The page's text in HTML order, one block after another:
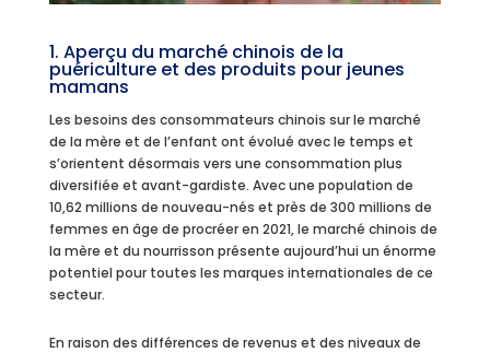
1. Aperçu du marché chinois de la
puériculture et des produits pour jeunes
mamans
Les besoins des consommateurs chinois sur le marché
de la mère et de l’enfant ont évolué avec le temps et
s’orientent désormais vers une consommation plus
diversifiée et avant-gardiste. Avec une population de
10,62 millions de nouveau-nés et près de 300 millions de
femmes en âge de procréer en 2021, le marché chinois de
la mère et du nourrisson présente aujourd’hui un énorme
potentiel pour toutes les marques internationales de ce
secteur.
En raison des différences de revenus et des niveaux de